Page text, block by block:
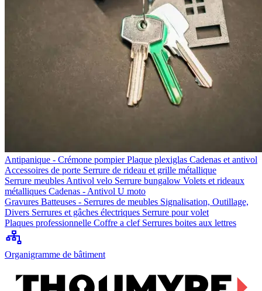
Antipanique - Crémone pompierPlaque plexiglas Cadenas et antivol
Accessoires de porte Serrure de rideau et grille métallique
Serrure meubles Antivol velo Serrure bungalow Volets et rideaux
métalliques Cadenas - Antivol U moto
Gravures Batteuses - Serrures de meubles Signalisation, Outillage,
Divers Serrures et gâches électriques Serrure pour volet
Plaques professionnelle Coffre a clef Serrures boites aux lettres
Organigramme de bâtiment